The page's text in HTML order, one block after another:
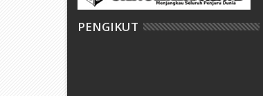
PENGIKUT